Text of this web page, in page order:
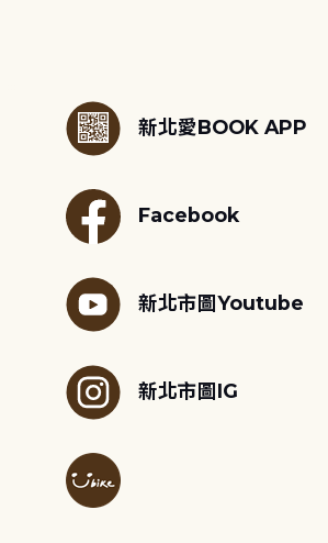
新北愛BOOK APP
Facebook
新北市圖Youtube
新北市圖IG